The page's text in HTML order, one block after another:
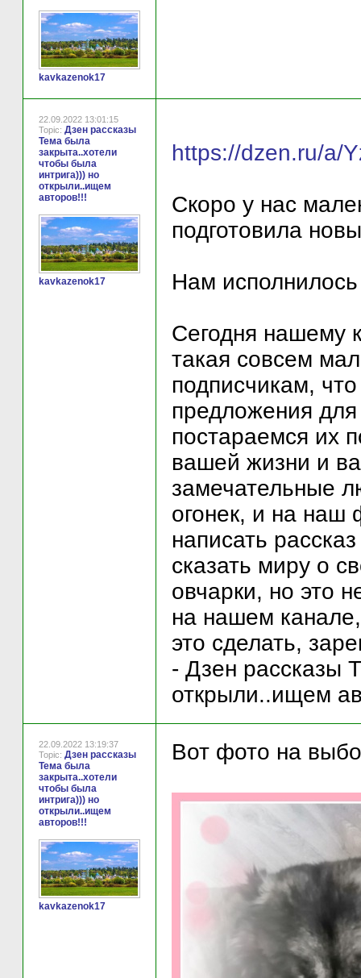
kavkazenok17
22.09.2022 13:01:15
Topic: Дзен рассказы
Тема была
закрыта..хотели
чтобы была
интрига))) но
открыли..ищем
авторов!!!
kavkazenok17
https://dzen.ru/a/
Скоро у нас
подготовила
Нам исполнилось
Сегодня нашему
такая совсем
подписчикам,
предложения
постараемся их
вашей жизни и
замечательные
огонек, и на
написать
сказать миру о
овчарки, но это
на нашем
это сделать,
- Дзен рассказы
открыли..ищем
22.09.2022 13:19:37
Topic: Дзен рассказы
Тема была
закрыта..хотели
чтобы была
интрига))) но
открыли..ищем
авторов!!!
kavkazenok17
Вот фото на